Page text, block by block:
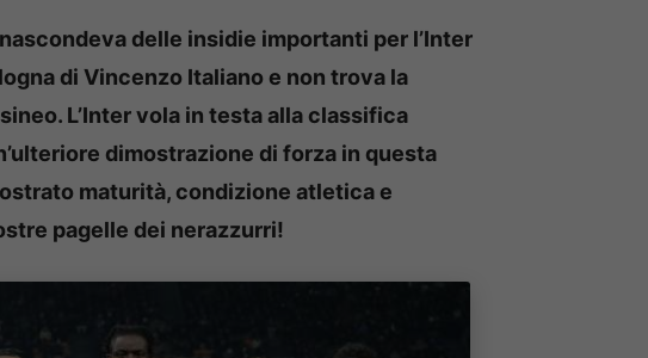
delle insidie importanti per l’Inter
di Vincenzo Italiano e non trova la
L’Inter vola in testa alla classifica
dimostrazione di forza in questa
maturità, condizione atletica e
pagelle dei nerazzurri!